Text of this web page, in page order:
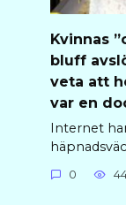
Kvinnas
bluff
veta att
var en
Internet
0